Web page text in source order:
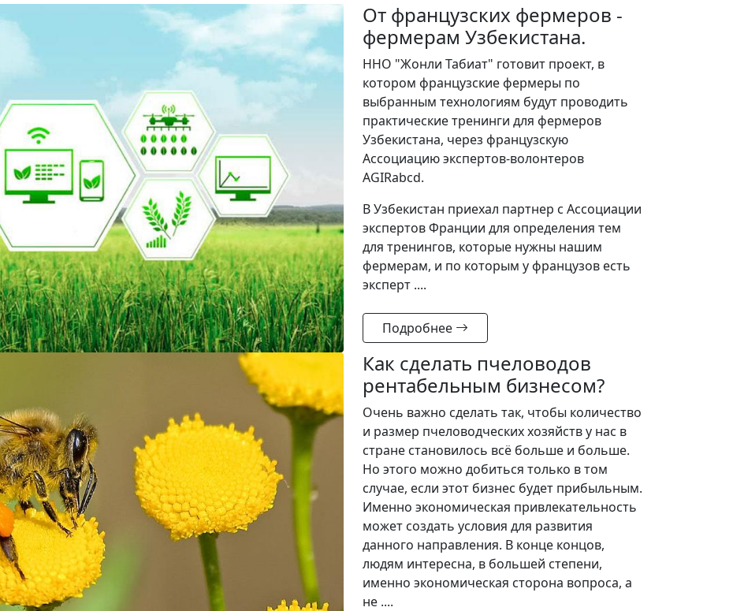
От французских фермеров -
фермерам Узбекистана.
ННО "Жонли Табиат" готовит проект, в
котором французские фермеры по
выбранным технологиям будут проводить
практические тренинги для фермеров
Узбекистана, через французскую
Ассоциацию экспертов-волонтеров
AGIRabcd.
В Узбекистан приехал партнер с Ассоциации
экспертов Франции для определения тем
для тренингов, которые нужны нашим
фермерам, и по которым у французов есть
эксперт ....
Подробнее
Как сделать пчеловодов
рентабельным бизнесом?
Очень важно сделать так, чтобы количество
и размер пчеловодческих хозяйств у нас в
стране становилось всё больше и больше.
Но этого можно добиться только в том
случае, если этот бизнес будет прибыльным.
Именно экономическая привлекательность
может создать условия для развития
данного направления. В конце концов,
людям интересна, в большей степени,
именно экономическая сторона вопроса, а
не ....